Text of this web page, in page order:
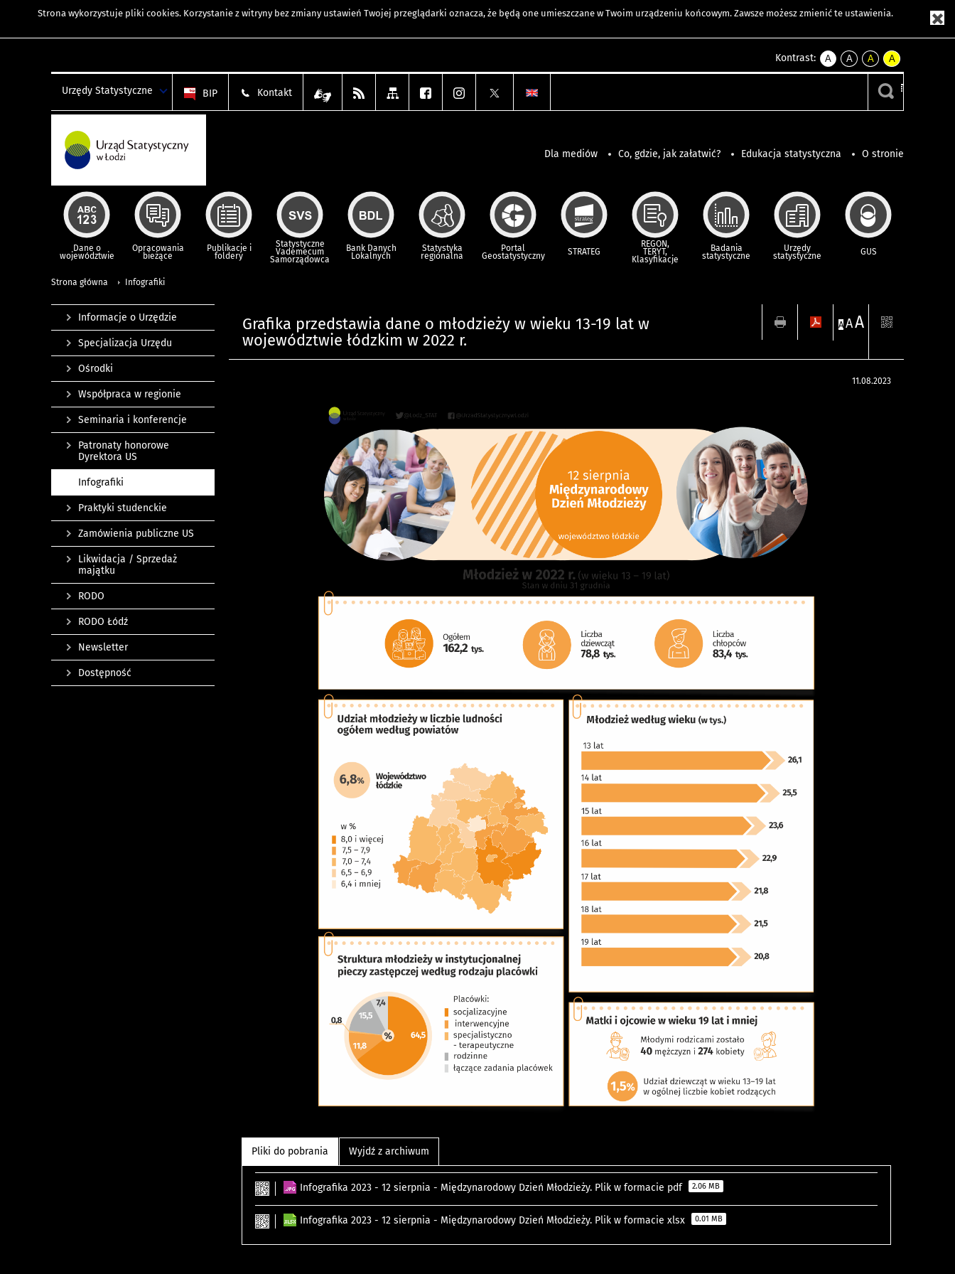
Strona wykorzystuje pliki cookies. Korzystanie z witryny bez zmiany ustawień Twojej przeglądarki oznacza, że będą one umieszczane w Twoim urządzeniu końcowym. Zawsze możesz zmienić te ustawienia.
Kontrast:
A
kontrast
A
kontrast
czarnym
A
kontrast
żółty
tekst
czarnym
A
kontrast
czarny
tekst
żółtym
Urzędy Statystyczne BIP Kontakt
Dla mediów Co, gdzie, jak załatwić? Edukacja statystyczna O stronie
Dane o
województwie
Opracowania
bieżące
Publikacje i
foldery
Statystyczne
Vademecum
Samorządowca
Bank Danych
Lokalnych
Statystyka
regionalna
Portal
Geostatystyczny STRATEG
REGON,
TERYT,
Klasyfikacje
Badania
statystyczne
Urzędy
statystyczne GUS
Strona główna Infografiki
Grafika przedstawia dane o młodzieży w wieku 13-19 lat w
województwie łódzkim w 2022 r.
A AA
11.08.2023
Pliki do pobrania Wyjdź z archiwum
Infografika 2023 - 12 sierpnia - Międzynarodowy Dzień Młodzieży. Plik w formacie pdf 2.06 MB
Infografika 2023 - 12 sierpnia - Międzynarodowy Dzień Młodzieży. Plik w formacie xlsx 0.01 MB
Informacje o Urzędzie
Specjalizacja Urzędu
Ośrodki
Współpraca w regionie
Seminaria i konferencje
Patronaty honorowe
Dyrektora US
Infografiki
Praktyki studenckie
Zamówienia publiczne US
Likwidacja / Sprzedaż
majątku
RODO
RODO Łódź
Newsletter
Dostępność